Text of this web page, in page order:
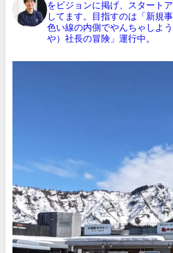
をビジョンに掲げ、スタート
してます。目指すのは「新規
色い線の内側でやんちゃしよ
や）社長の冒険」運行中。